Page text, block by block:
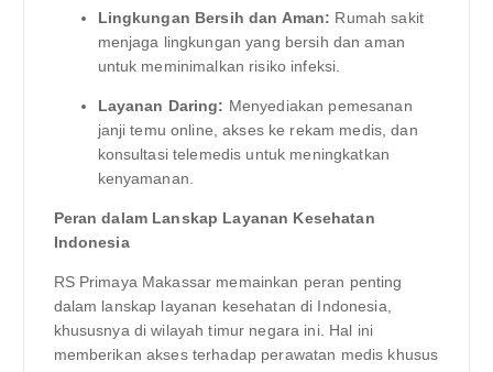
Lingkungan Bersih dan Aman: Rumah sakit
menjaga lingkungan yang bersih dan aman
untuk meminimalkan risiko infeksi.
Layanan Daring: Menyediakan pemesanan
janji temu online, akses ke rekam medis, dan
konsultasi telemedis untuk meningkatkan
kenyamanan.
Peran dalam Lanskap Layanan Kesehatan
Indonesia
RS Primaya Makassar memainkan peran penting
dalam lanskap layanan kesehatan di Indonesia,
khususnya di wilayah timur negara ini. Hal ini
memberikan akses terhadap perawatan medis khusus